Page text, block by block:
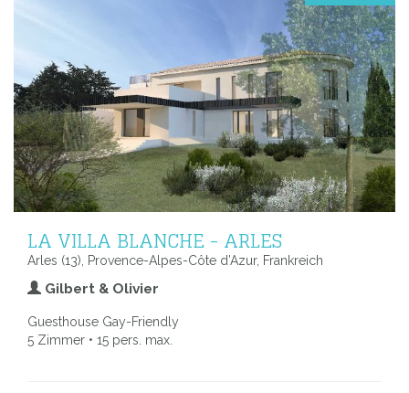
LA VILLA BLANCHE - ARLES
Arles (13), Provence-Alpes-Côte d’Azur, Frankreich
Gilbert & Olivier
Guesthouse Gay-Friendly
5 Zimmer • 15 pers. max.